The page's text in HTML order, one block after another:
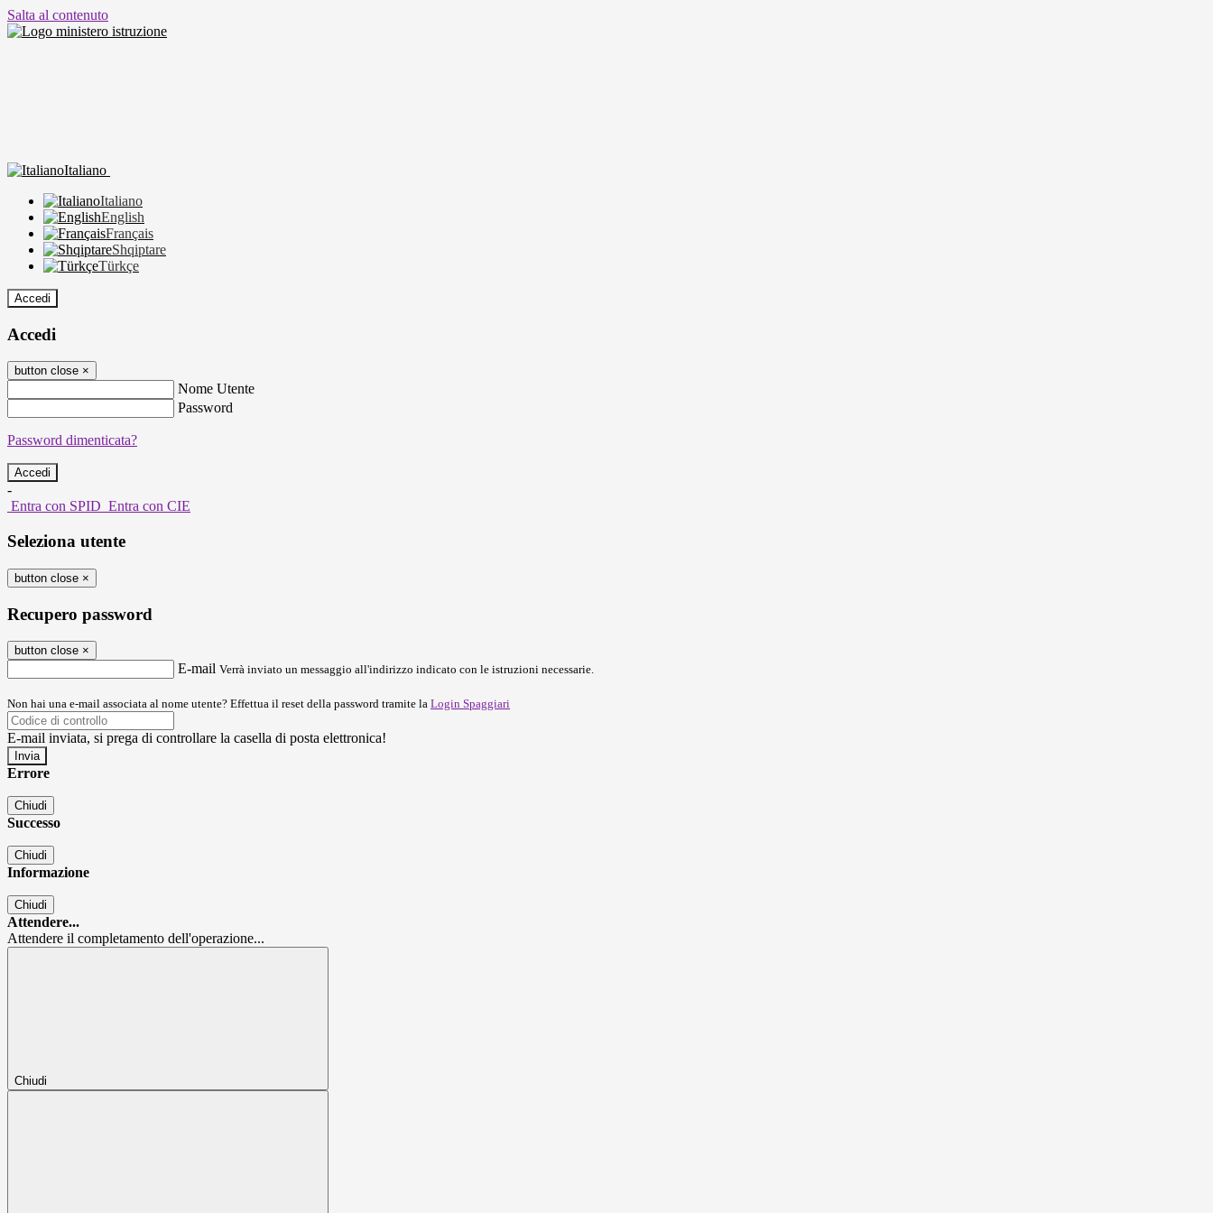
Salta al contenuto
Italiano
Italiano
English
Français
Shqiptare
Türkçe
Accedi
Accedi
button close ×
Nome Utente
Password
Password dimenticata?
-
Entra con SPID Entra con CIE
Seleziona utente
button close ×
Recupero password
button close ×
E-mail Verrà inviato un messaggio all'indirizzo indicato con le istruzioni necessarie.
Non hai una e-mail associata al nome utente? Effettua il reset della password tramite la Login Spaggiari
E-mail inviata, si prega di controllare la casella di posta elettronica!
Errore
Chiudi
Successo
Chiudi
Informazione
Chiudi
Attendere...
Attendere il completamento dell'operazione...
Chiudi